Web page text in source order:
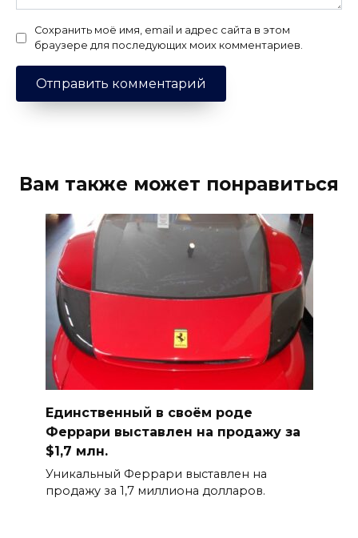
Сохранить моё имя, email и адрес сайта в этом
браузере для последующих моих комментариев.
Вам также может понравиться
Единственный в своём роде
Феррари выставлен на продажу за
$1,7 млн.
Уникальный Феррари выставлен на
продажу за 1,7 миллиона долларов.